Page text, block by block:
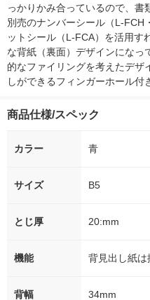
っかりかみ合っているので、
別売のナンバーシール（L-
ットシール（L-FCA）を活用す
な背紙（裏面）デザインになっ
的なファイリングを考えたデザ
しができるフィンガーホール付
商品仕様/スペック
カラー 青
サイズ B5
とじ厚 20:mm
機能 背見出し紙
背幅 34mm